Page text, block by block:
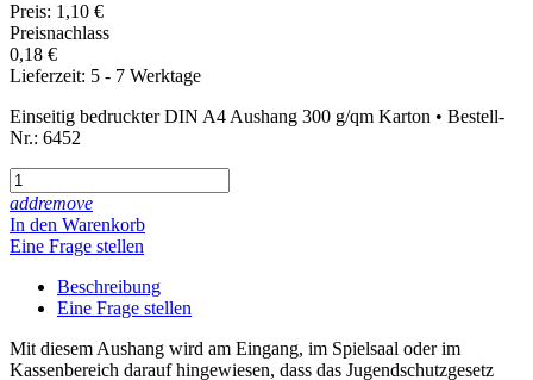
Preis: 1,10 €
Preisnachlass
0,18 €
Lieferzeit: 5 - 7 Werktage
Einseitig bedruckter DIN A4 Aushang 300 g/qm Karton • Bestell-
Nr.: 6452
addremove
In den Warenkorb
Eine Frage stellen
Beschreibung
Eine Frage stellen
Mit diesem Aushang wird am Eingang, im Spielsaal oder im
Kassenbereich darauf hingewiesen, dass das Jugendschutzgesetz